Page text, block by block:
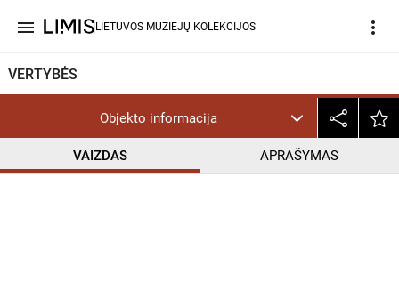
menu LIETUVOS MUZIEJŲ KOLEKCIJOS more_vert
VERTYBĖS
Objekto informacija
VAIZDAS APRAŠYMAS